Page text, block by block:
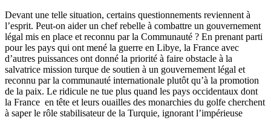
Devant une telle situation, certains questionnements reviennent à
l’esprit. Peut-on aider un chef rebelle à combattre un gouvernement
légal mis en place et reconnu par la Communauté ? En prenant parti
pour les pays qui ont mené la guerre en Libye, la France avec
d’autres puissances ont donné la priorité à faire obstacle à la
salvatrice mission turque de soutien à un gouvernement légal et
reconnu par la communauté internationale plutôt qu’à la promotion
de la paix. Le ridicule ne tue plus quand les pays occidentaux dont
la France en tête et leurs ouailles des monarchies du golfe cherchent
à saper le rôle stabilisateur de la Turquie, ignorant l’impérieuse